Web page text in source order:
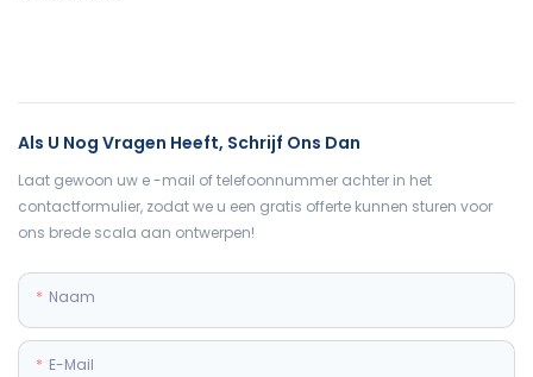
Als U Nog Vragen Heeft, Schrijf Ons Dan
Laat gewoon uw e -mail of telefoonnummer achter in het
contactformulier, zodat we u een gratis offerte kunnen sturen voor
ons brede scala aan ontwerpen!
Naam
E-Mail